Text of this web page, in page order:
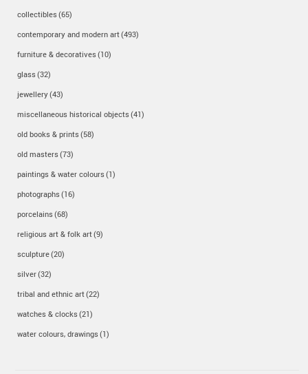
collectibles(65)
contemporary and modern art(493)
furniture & decoratives(10)
glass(32)
jewellery(43)
miscellaneous historical objects(41)
old books & prints(58)
old masters(73)
paintings & water colours(1)
photographs(16)
porcelains(68)
religious art & folk art(9)
sculpture(20)
silver(32)
tribal and ethnic art(22)
watches & clocks(21)
water colours, drawings(1)